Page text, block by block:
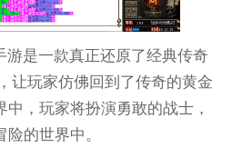
游是一款真正还原了经典传奇
让玩家仿佛回到了传奇的黄金
，玩家将扮演勇敢的战士，
的世界中。